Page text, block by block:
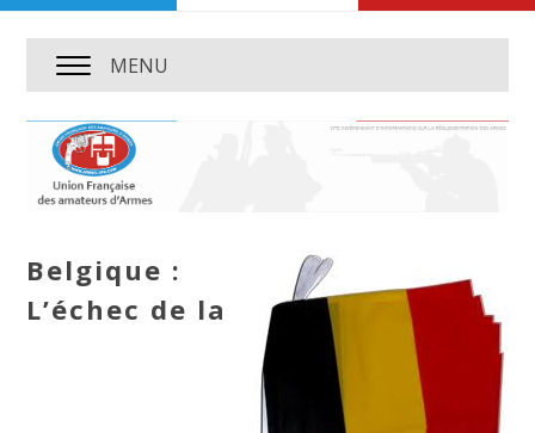
MENU
Belgique :
L’échec de la